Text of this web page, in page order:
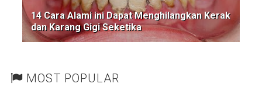
14 Cara Alami ini Dapat Menghilangkan Kerak
dan Karang Gigi Seketika
MOST POPULAR